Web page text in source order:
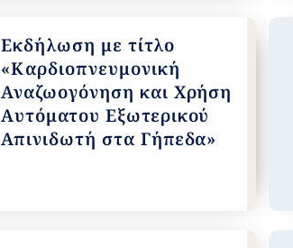
Εκδήλωση με τίτλο
«Καρδιοπνευμονική
Αναζωογόνηση και Χρήση
Αυτόματου Εξωτερικού
Απινιδωτή στα Γήπεδα»